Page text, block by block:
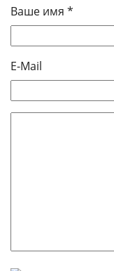
Ваше имя *
E-Mail